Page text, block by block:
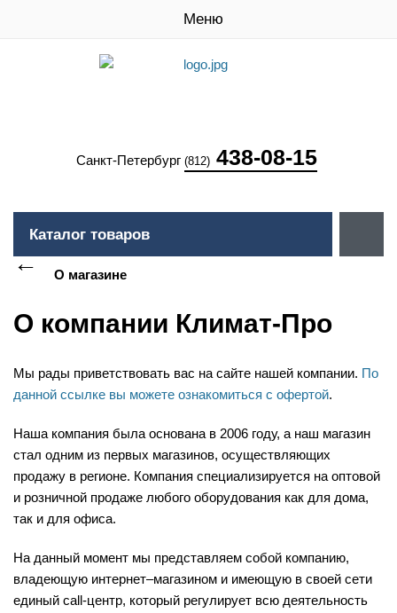
Меню
Санкт-Петербург (812) 438-08-15
Каталог товаров
О магазине
О компании Климат-Про
Мы рады приветствовать вас на сайте нашей компании. По
данной ссылке вы можете ознакомиться с офертой.
Наша компания была основана в 2006 году, а наш магазин
стал одним из первых магазинов, осуществляющих
продажу в регионе. Компания специализируется на оптовой
и розничной продаже любого оборудования как для дома,
так и для офиса.
На данный момент мы представляем собой компанию,
владеющую интернет–магазином и имеющую в своей сети
единый call-центр, который регулирует всю деятельность